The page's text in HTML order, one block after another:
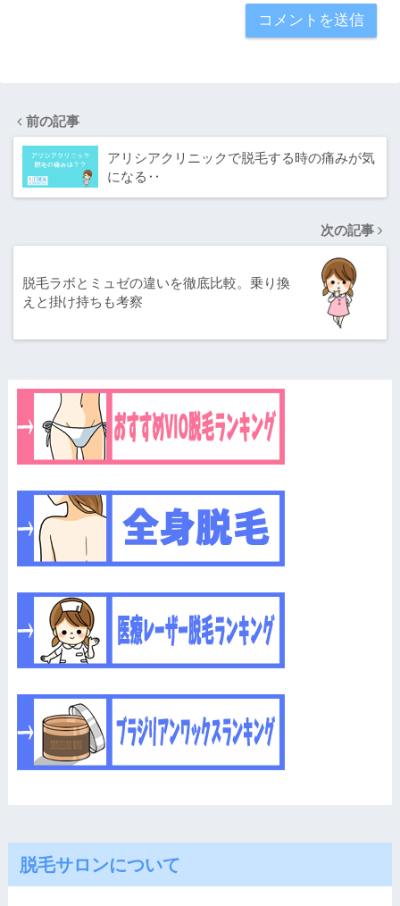
前の記事
アリシアクリニックで脱毛する時の痛みが気
になる‥
次の記事
脱毛ラボとミュゼの違いを徹底比較。乗り換
えと掛け持ちも考察
脱毛サロンについて